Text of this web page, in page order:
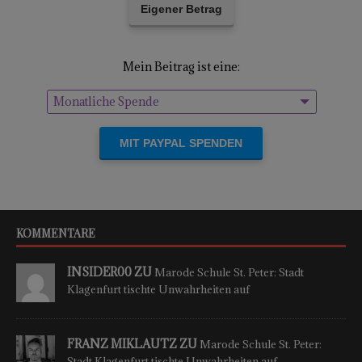
Eigener Betrag
Mein Beitrag ist eine:
Einmalige Spende
Monatliche Spende
KOMMENTARE
INSIDER00 ZU Marode Schule St. Peter: Stadt
Klagenfurt tischte Unwahrheiten auf
FRANZ MIKLAUTZ ZU Marode Schule St. Peter: